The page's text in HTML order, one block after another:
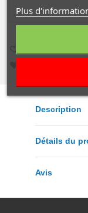
Description
Détails du
Avis
Plus